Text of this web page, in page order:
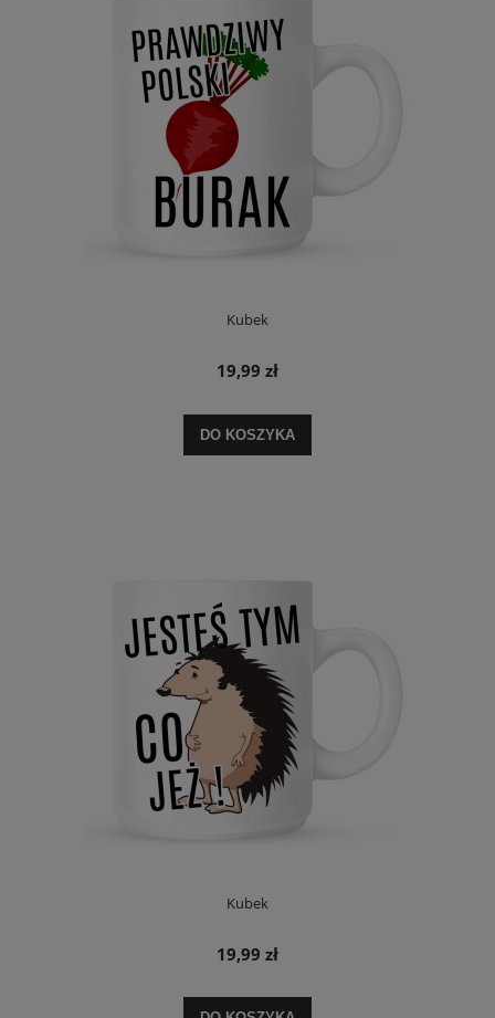
Kubek
19,99 zł
DO KOSZYKA
Kubek
19,99 zł